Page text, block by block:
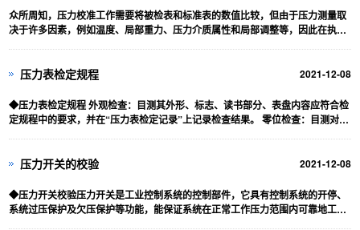
众所周知，压力校准工作需要将被检表和标准表的数值比较，但由于压力测量取
决于许多因素，例如温度、局部重力、压力介质属性和局部调整等，因此在执行
2021-12-08
压力表检定规程
◆压力表检定规程 外观检查：目测其外形、标志、读书部分、表盘内容应符合检
定规程中的要求，并在“压力表检定记录”上记录检查结果。 零位检查：目测对带
2021-12-08
压力开关的校验
◆压力开关校验压力开关是工业控制系统的控制部件，它具有控制系统的开停、
系统过压保护及欠压保护等功能，能保证系统在正常工作压力范围内可靠地工